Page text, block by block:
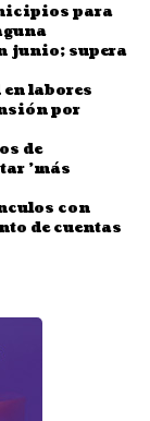
para
junio; supera
labores
por
de
'más
con
de cuentas